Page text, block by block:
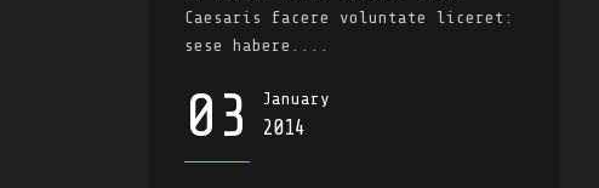
Caesaris facere voluntate liceret:
sese habere....
03 January
2014